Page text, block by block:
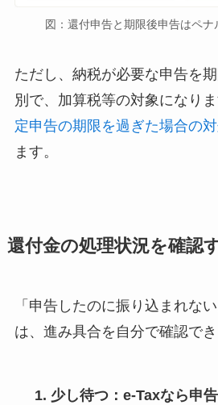
図：還付申告と期限後申告はペナ
ただし、納税が必要な申告を
別で、加算税等の対象になり
定申告の期限を過ぎた場合の
ます。
還付金の処理状況を確認
「申告したのに振り込まれな
は、進み具合を自分で確認でき
少し待つ：e-Taxなら申